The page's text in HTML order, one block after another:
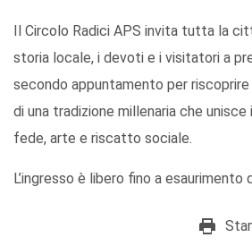
Il Circolo Radici APS invita tutta la
storia locale, i devoti e i visitatori a
secondo appuntamento per riscoprire
di una tradizione millenaria che
fede, arte e riscatto sociale.
L’ingresso è libero fino a esaurimento